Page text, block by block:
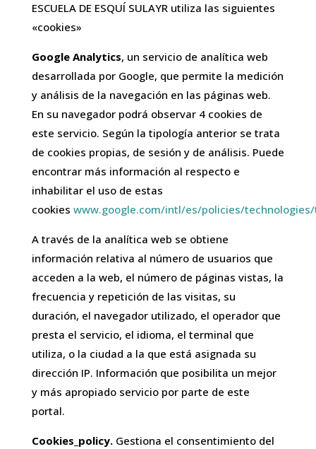
ESCUELA DE ESQUÍ SULAYR utiliza las siguientes
«cookies»
Google Analytics, un servicio de analítica web
desarrollada por Google, que permite la medición
y análisis de la navegación en las páginas web.
En su navegador podrá observar 4 cookies de
este servicio. Según la tipología anterior se trata
de cookies propias, de sesión y de análisis. Puede
encontrar más información al respecto e
inhabilitar el uso de estas
cookies www.google.com/intl/es/policies/
A través de la analítica web se obtiene
información relativa al número de usuarios que
acceden a la web, el número de páginas vistas, la
frecuencia y repetición de las visitas, su
duración, el navegador utilizado, el operador que
presta el servicio, el idioma, el terminal que
utiliza, o la ciudad a la que está asignada su
dirección IP. Información que posibilita un mejor
y más apropiado servicio por parte de este
portal.
Cookies_policy.Gestiona el consentimiento del